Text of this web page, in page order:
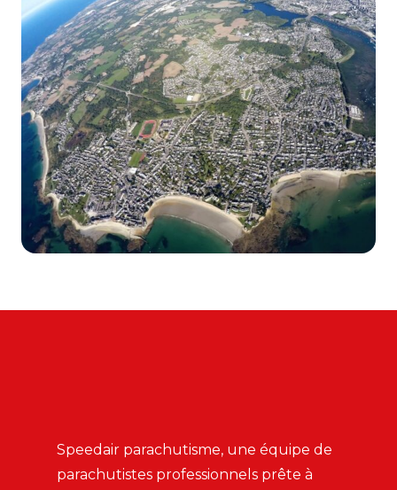
Speedair parachutisme, une équipe de
parachutistes professionnels prête à